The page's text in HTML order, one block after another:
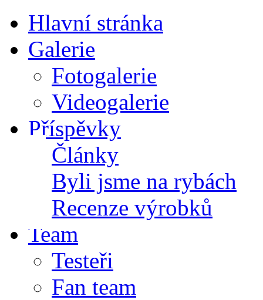
Hlavní stránka
Galerie
Fotogalerie
Videogalerie
Příspěvky
Články
Byli jsme na rybách
Recenze výrobků
Team
Testeři
Fan team